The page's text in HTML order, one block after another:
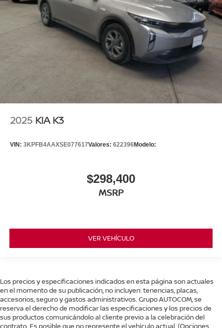
2025 KIA K3
VIN: 3KPFB4AAXSE077617Valores: 622396Modelo:
$298,400
MSRP
VER VEHÍCULO
Los precios y especificaciones indicados en esta página son actuales
en el momento de su publicación, no incluyen: tenencias, placas,
accesorios, seguro y gastos administrativos. Grupo AUTOCOM, se
reserva el derecho de modificar las especificaciones y los precios de
sus productos comunicándolo al cliente previo a la celebración del
contrato. Es posible que no represente el vehículo actual. (Opciones,